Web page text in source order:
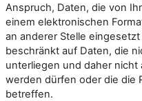
Anspruch, Daten, die von
einem elektronischen
an anderer Stelle
beschränkt auf Daten, die
unterliegen und daher nicht
werden dürfen oder die die
betreffen.